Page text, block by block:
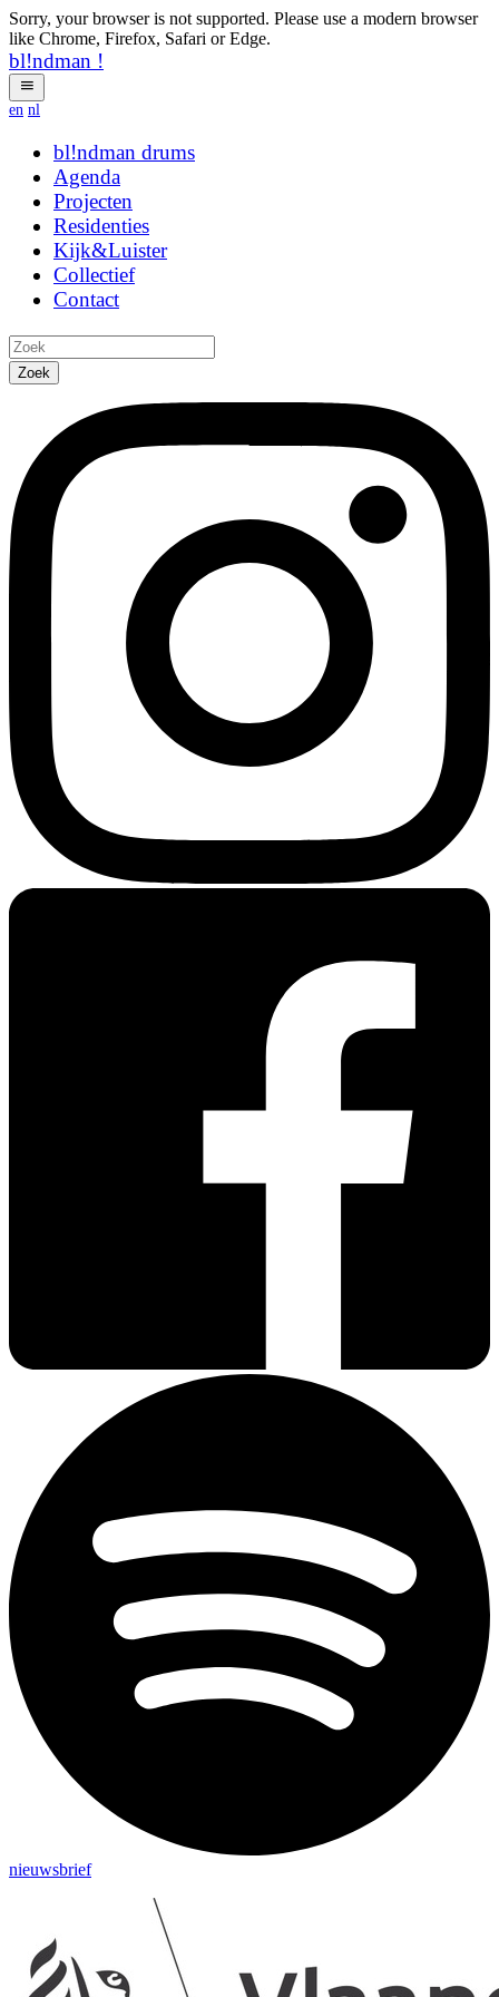
Sorry, your browser is not supported. Please use a modern browser
like Chrome, Firefox, Safari or Edge.
bl!ndman !
en nl
bl!ndman drums
Agenda
Projecten
Residenties
Kijk&Luister
Collectief
Contact
Zoek
nieuwsbrief